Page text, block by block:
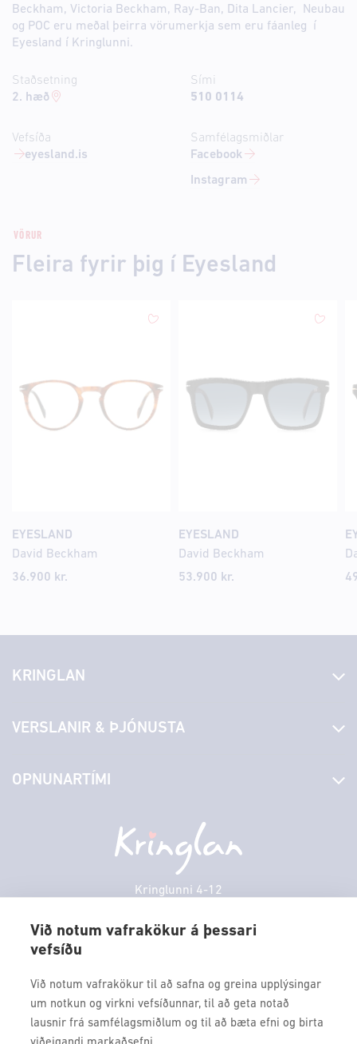
Við notum vafrakökur á þessari
vefsíðu
Við notum vafrakökur til að safna og greina upplýsingar
um notkun og virkni vefsíðunnar, til að geta notað
lausnir frá samfélagsmiðlum og til að bæta efni og birta
Beckham, Victoria Beckham, Ray-Ban, Dita Lancier, Neubau
og POC eru meðal þeirra vörumerkja sem eru fáanleg í
Eyesland í Kringlunni.
Staðsetning
2. hæð
Vefsíða
eyesland.is
Sími
510 0114
Samfélagsmiðlar
Facebook
Instagram
VÖRUR
Fleira fyrir þig í Eyesland
EYESLAND
David Beckham
36.900 kr.
EYESLAND
David Beckham
53.900 kr.
Kringlunni 4-12
kringlan@kringlan.is
KRINGLAN
Laus störf
Hafðu samband
Persónuverndarstefna
VERSLANIR & ÞJÓNUSTA
Borgarbókasafn
Borgarleikhúsið
Ævintýraland
OPNUNARTÍMI
Fimmtudagur
VERTU MEÐ